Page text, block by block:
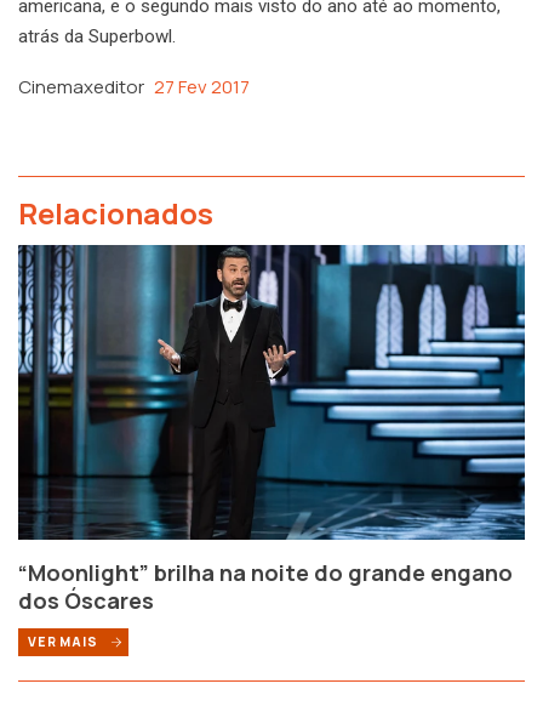
americana, e o segundo mais visto do ano até ao momento,
atrás da Superbowl.
Cinemaxeditor 27 Fev 2017
Relacionados
“Moonlight” brilha na noite do grande engano
dos Óscares
VER MAIS